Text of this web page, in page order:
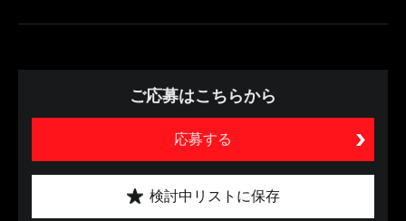
ご応募はこちらから
応募する
検討中リストに保存